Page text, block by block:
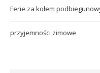
Ferie za kołem
przyjemności zimowe